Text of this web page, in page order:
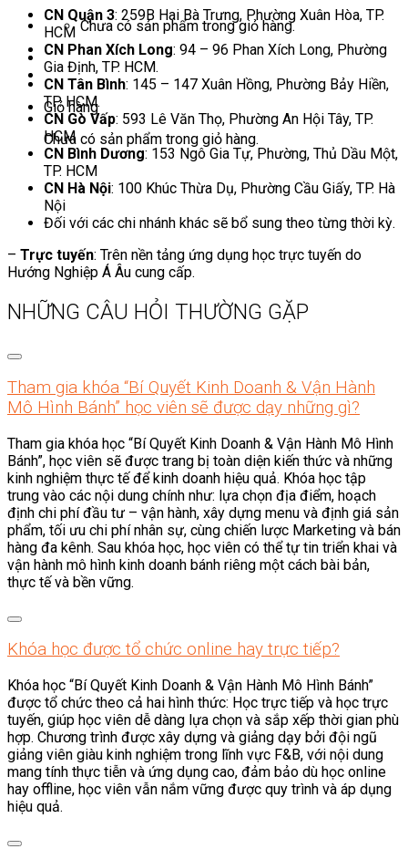
Chưa có sản phẩm trong giỏ hàng.
Giỏ hàng
Chưa có sản phẩm trong giỏ hàng.
CN Quận 3: 259B Hai Bà Trưng, Phường Xuân Hòa, TP.
HCM
CN Phan Xích Long: 94 – 96 Phan Xích Long, Phường
Gia Định, TP. HCM.
CN Tân Bình: 145 – 147 Xuân Hồng, Phường Bảy Hiền,
TP. HCM.
CN Gò Vấp: 593 Lê Văn Thọ, Phường An Hội Tây, TP.
HCM
CN Bình Dương: 153 Ngô Gia Tự, Phường, Thủ Dầu Một,
TP. HCM
CN Hà Nội: 100 Khúc Thừa Dụ, Phường Cầu Giấy, TP. Hà
Nội
Đối với các chi nhánh khác sẽ bổ sung theo từng thời kỳ.
– Trực tuyến: Trên nền tảng ứng dụng học trực tuyến do
Hướng Nghiệp Á Âu cung cấp.
NHỮNG CÂU HỎI THƯỜNG GẶP
Tham gia khóa “Bí Quyết Kinh Doanh & Vận Hành
Mô Hình Bánh” học viên sẽ được dạy những gì?
Tham gia khóa học “Bí Quyết Kinh Doanh & Vận Hành Mô Hình
Bánh”, học viên sẽ được trang bị toàn diện kiến thức và những
kinh nghiệm thực tế để kinh doanh hiệu quả. Khóa học tập
trung vào các nội dung chính như: lựa chọn địa điểm, hoạch
định chi phí đầu tư – vận hành, xây dựng menu và định giá sản
phẩm, tối ưu chi phí nhân sự, cùng chiến lược Marketing và bán
hàng đa kênh. Sau khóa học, học viên có thể tự tin triển khai và
vận hành mô hình kinh doanh bánh riêng một cách bài bản,
thực tế và bền vững.
Khóa học được tổ chức online hay trực tiếp?
Khóa học “Bí Quyết Kinh Doanh & Vận Hành Mô Hình Bánh”
được tổ chức theo cả hai hình thức: Học trực tiếp và học trực
tuyến, giúp học viên dễ dàng lựa chọn và sắp xếp thời gian phù
hợp. Chương trình được xây dựng và giảng dạy bởi đội ngũ
giảng viên giàu kinh nghiệm trong lĩnh vực F&B, với nội dung
mang tính thực tiễn và ứng dụng cao, đảm bảo dù học online
hay offline, học viên vẫn nắm vững được quy trình và áp dụng
hiệu quả.